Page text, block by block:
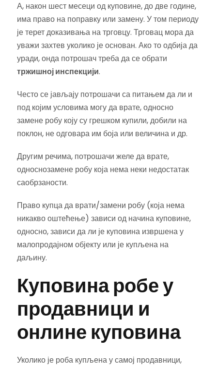
А, након шест месеци од куповине, до две године,
има право на поправку или замену. У том периоду
је терет доказивања на трговцу. Трговац мора да
уважи захтев уколико је основан. Ако то одбија да
уради, онда потрошач треба да се обрати
тржишној инспекцији.
Често се јављају потрошачи са питањем да ли и
под којим условима могу да врате, односно
замене робу коју су грешком купили, добили на
поклон, не одговара им боја или величина и др.
Другим речима, потрошачи желе да врате,
односнозамене робу која нема неки недостатак
саобрзаности.
Право купца да врати/замени робу (која нема
никакво оштећење) зависи од начина куповине,
односно, зависи да ли је куповина извршена у
малопродајном објекту или је купљена на
даљину.
Куповина робе у
продавници и
онлине куповина
Уколико је роба купљена у самој продавници,